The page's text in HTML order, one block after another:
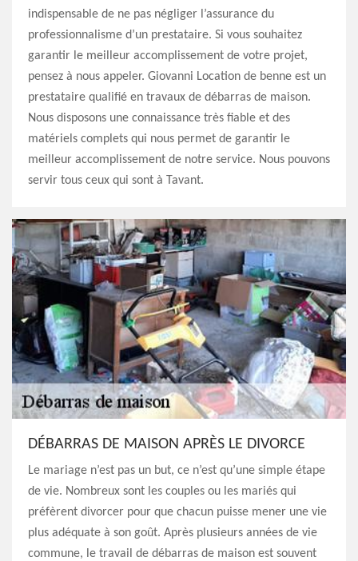
indispensable de ne pas négliger l’assurance du
professionnalisme d’un prestataire. Si vous souhaitez
garantir le meilleur accomplissement de votre projet,
pensez à nous appeler. Giovanni Location de benne est un
prestataire qualifié en travaux de débarras de maison.
Nous disposons une connaissance très fiable et des
matériels complets qui nous permet de garantir le
meilleur accomplissement de notre service. Nous pouvons
servir tous ceux qui sont à Tavant.
DÉBARRAS DE MAISON APRÈS LE DIVORCE
Le mariage n’est pas un but, ce n’est qu’une simple étape
de vie. Nombreux sont les couples ou les mariés qui
préfèrent divorcer pour que chacun puisse mener une vie
plus adéquate à son goût. Après plusieurs années de vie
commune, le travail de débarras de maison est souvent